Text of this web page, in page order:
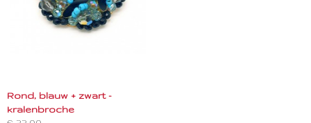
Rond, blauw + zwart -
kralenbroche